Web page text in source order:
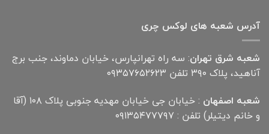
آدرس شعبه های لوکس چری
شعبه شرق تهران: سه راه تهرانپارس، خیابان دماوند، جنب برج
آناهید، پلاک ۳۹۰ تلفن ۰۹۳۵۷۶۵۲۶۲۳
شعبه اصفهان
: خیابان جی خیابان مهدیه جنوبی پلاک ۱۰۸ (آقا
و خانم دیتیلر) تلفن : ۰۹۱۳۵۴۷۷۷۹۷